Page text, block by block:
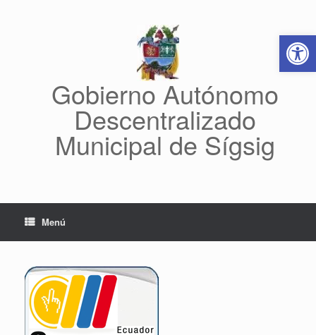
Abrir
Gobierno Autónomo
Descentralizado
Municipal de Sígsig
Menú